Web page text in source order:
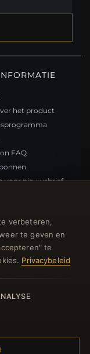
verbeteren,
te geven en
te
Privacybeleid
het product
FAQ
voor nieuwsbrief